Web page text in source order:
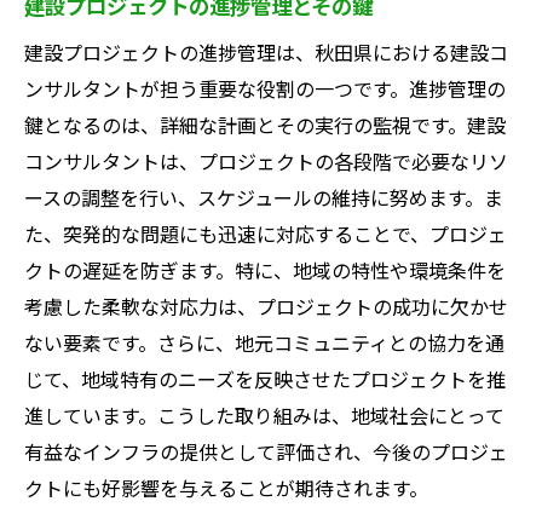
建設プロジェクトの進捗管理は、秋田県における建設コ
ンサルタントが担う重要な役割の一つです。進捗管理の
鍵となるのは、詳細な計画とその実行の監視です。建設
コンサルタントは、プロジェクトの各段階で必要なリソ
ースの調整を行い、スケジュールの維持に努めます。ま
た、突発的な問題にも迅速に対応することで、プロジェ
クトの遅延を防ぎます。特に、地域の特性や環境条件を
考慮した柔軟な対応力は、プロジェクトの成功に欠かせ
ない要素です。さらに、地元コミュニティとの協力を通
じて、地域特有のニーズを反映させたプロジェクトを推
進しています。こうした取り組みは、地域社会にとって
有益なインフラの提供として評価され、今後のプロジェ
クトにも好影響を与えることが期待されます。